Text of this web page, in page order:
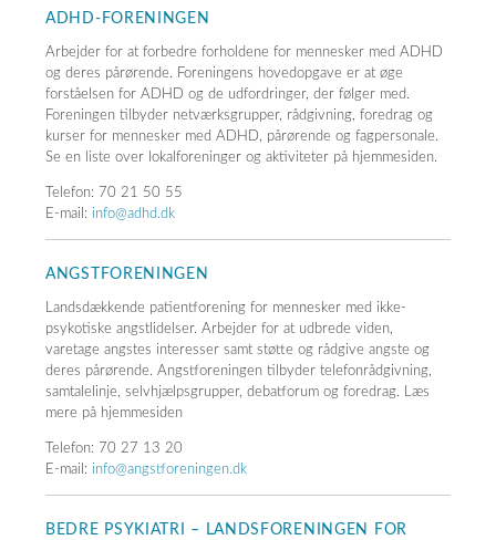
ADHD-FORENINGEN
Arbejder for at forbedre forholdene for mennesker med ADHD
og deres pårørende. Foreningens hovedopgave er at øge
forståelsen for ADHD og de udfordringer, der følger med.
Foreningen tilbyder netværksgrupper, rådgivning, foredrag og
kurser for mennesker med ADHD, pårørende og fagpersonale.
Se en liste over lokalforeninger og aktiviteter på hjemmesiden.
Telefon: 70 21 50 55
E-mail: info@adhd.dk
ANGSTFORENINGEN
Landsdækkende patientforening for mennesker med ikke-
psykotiske angstlidelser. Arbejder for at udbrede viden,
varetage angstes interesser samt støtte og rådgive angste og
deres pårørende. Angstforeningen tilbyder telefonrådgivning,
samtalelinje, selvhjælpsgrupper, debatforum og foredrag. Læs
mere på hjemmesiden
Telefon: 70 27 13 20
E-mail: info@angstforeningen.dk
BEDRE PSYKIATRI – LANDSFORENINGEN FOR